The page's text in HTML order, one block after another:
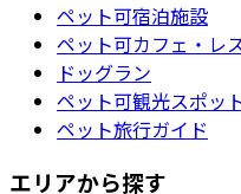
ペット可宿泊施設
ペット可カフェ・レ
ドッグラン
ペット可観光スポッ
ペット旅行ガイド
エリアから探す